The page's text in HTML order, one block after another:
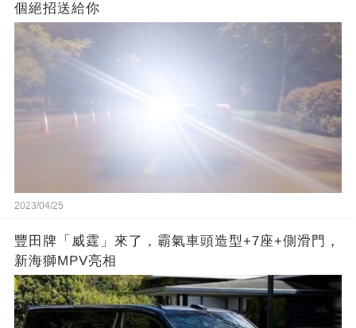
個絕招送給你
2023/04/25
豐田牌「威霆」來了，霸氣車頭造型+7座+側滑門，
新海獅MPV亮相